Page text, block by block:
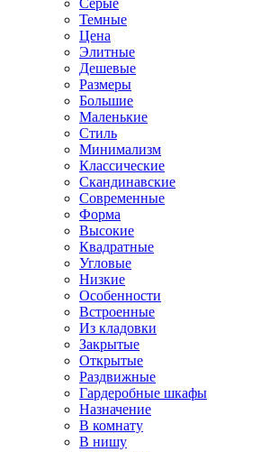
Серые
Темные
Цена
Элитные
Дешевые
Размеры
Большие
Маленькие
Стиль
Минимализм
Классические
Скандинавские
Современные
Форма
Высокие
Квадратные
Угловые
Низкие
Особенности
Встроенные
Из кладовки
Закрытые
Открытые
Раздвижные
Гардеробные шкафы
Назначение
В комнату
В нишу